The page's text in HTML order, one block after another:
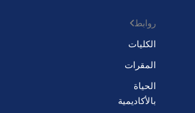
روابط
الكليات
المقرات
الحياة
بالأكاديمية